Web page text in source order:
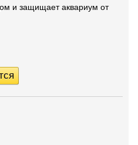
и защищает аквариум от